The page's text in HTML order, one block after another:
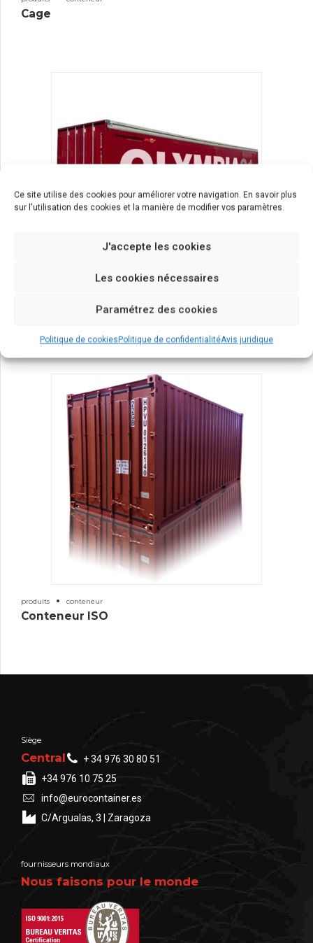
Ce site utilise des cookies pour améliorer votre navigation. En savoir plus
sur l'utilisation des cookies et la manière de modifier vos paramètres.
J'accepte les cookies
Les cookies nécessaires
Paramétrez des cookies
Politique de cookiesPolitique de confidentialitéAvis juridique
Cage
CAISSE MOBILE OLYMPIA
produits conteneur
Conteneur ISO
Siège
Central
+ 34 976 30 80 51
+34 976 10 75 25
info@eurocontainer.es
C/Argualas, 3 | Zaragoza
fournisseurs mondiaux
Nous faisons pour le monde